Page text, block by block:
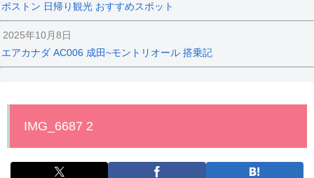
ボストン 日帰り観光 おすすめスポット
2025年10月8日
エアカナダ AC006 成田~モントリオール 搭乗記
IMG_6687 2